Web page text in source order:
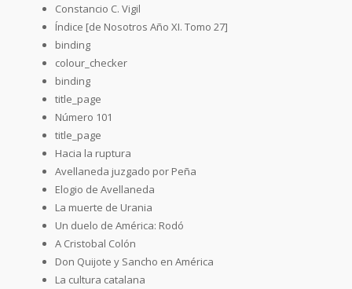
Constancio C. Vigil
Índice [de Nosotros Año XI. Tomo 27]
binding
colour_checker
binding
title_page
Número 101
title_page
Hacia la ruptura
Avellaneda juzgado por Peña
Elogio de Avellaneda
La muerte de Urania
Un duelo de América: Rodó
A Cristobal Colón
Don Quijote y Sancho en América
La cultura catalana